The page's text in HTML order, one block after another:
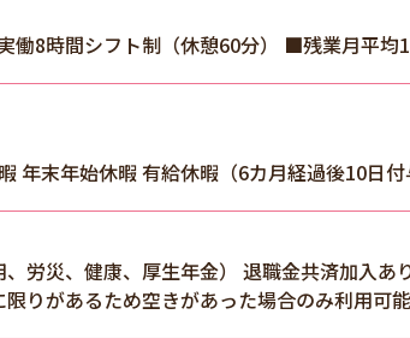
働8時間シフト制（休憩60分） ■残業月平均
年末年始休暇 有給休暇（6カ月経過後10日
労災、健康、厚生年金） 退職金共済加入あ
りがあるため空きがあった場合のみ利用可